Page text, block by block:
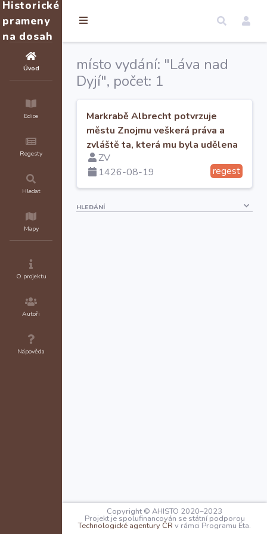
Historické
prameny
na dosah
Úvod
Edice
Regesty
Hledat
Mapy
O projektu
Autoři
Nápověda
místo vydání: "Láva nad
Dyjí", počet: 1
Markrabě Albrecht potvrzuje
městu Znojmu veškerá práva a
zvláště ta, která mu byla udělena
králem Zikmundem.
ZV
1426-08-19
regest
HLEDÁNÍ
Copyright © AHISTO 2020–2023
Projekt je spolufinancován se státní podporou
Technologické agentury ČR v rámci Programu Éta.